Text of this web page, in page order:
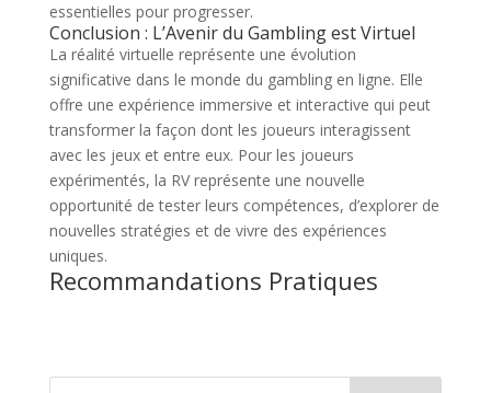
essentielles pour progresser.
Conclusion : L’Avenir du Gambling est Virtuel
La réalité virtuelle représente une évolution
significative dans le monde du gambling en ligne. Elle
offre une expérience immersive et interactive qui peut
transformer la façon dont les joueurs interagissent
avec les jeux et entre eux. Pour les joueurs
expérimentés, la RV représente une nouvelle
opportunité de tester leurs compétences, d’explorer de
nouvelles stratégies et de vivre des expériences
uniques.
Recommandations Pratiques